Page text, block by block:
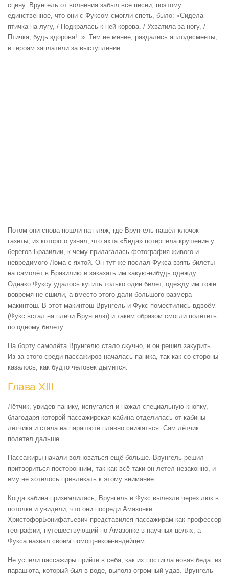
сцену. Врунгель от волнения забыл все песни, поэтому
единственное, что они с Фуксом смогли спеть, было: «Сидела
птичка на лугу, / Подкралась к ней корова. / Ухватила за ногу, /
Птичка, будь здорова!..». Тем не менее, раздались аплодисменты,
и героям заплатили за выступление.
Потом они снова пошли на пляж, где Врунгель нашёл клочок
газеты, из которого узнал, что яхта «Беда» потерпела крушение у
берегов Бразилии, к чему прилагалась фотография живого и
невредимого Лома с яхтой. Он тут же послал Фукса взять билеты
на самолёт в Бразилию и заказать им какую-нибудь одежду.
Однако Фуксу удалось купить только один билет, одежду им тоже
вовремя не сшили, а вместо этого дали большого размера
макинтош. В этот макинтош Врунгель и Фукс поместились вдвоём
(Фукс встал на плечи Врунгелю) и таким образом смогли полететь
по одному билету.
На борту самолёта Врунгелю стало скучно, и он решил закурить.
Из-за этого среди пассажиров началась паника, так как со стороны
казалось, как будто человек дымится.
Глава XIII
Лётчик, увидев панику, испугался и нажал специальную кнопку,
благодаря которой пассажирская кабина отделилась от кабины
лётчика и стала на парашюте плавно снижаться. Сам лётчик
полетел дальше.
Пассажиры начали волноваться ещё больше. Врунгель решил
притвориться посторонним, так как всё-таки он летел незаконно, и
ему не хотелось привлекать к этому внимание.
Когда кабина приземлилась, Врунгель и Фукс вылезли через люк в
потолке и увидели, что они посреди Амазонки.
ХристофорБонифатьевич представился пассажирам как профессор
географии, путешествующий по Амазонке в научных целях, а
Фукса назвал своим помощником-индейцем.
Не успели пассажиры прийти в себя, как их постигла новая беда: из
парашюта, который был в воде, выполз огромный удав. Врунгель